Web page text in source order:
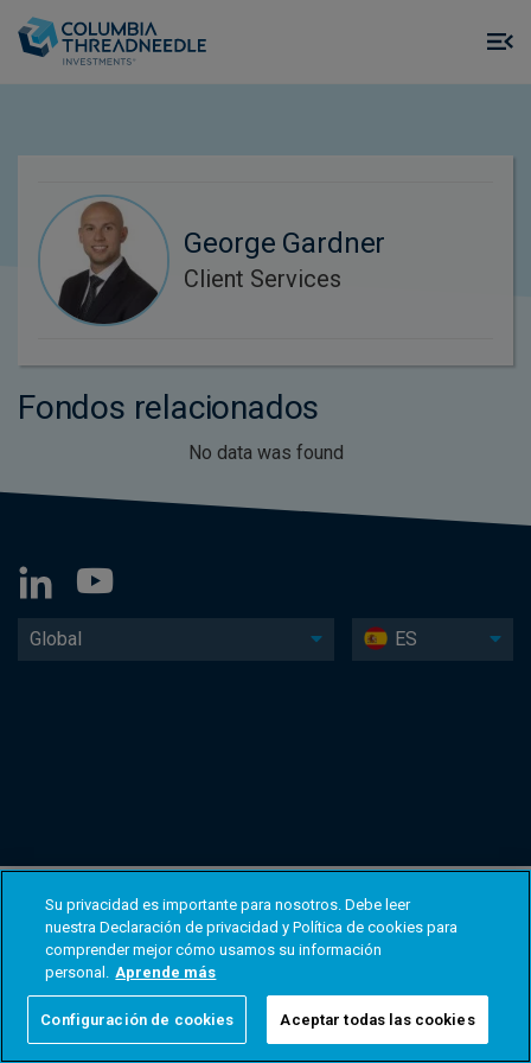
George Gardner
Client Services
Fondos relacionados
No data was found
Global ES
Su privacidad es importante para nosotros. Debe leer
nuestra Declaración de privacidad y Política de cookies para
comprender mejor cómo usamos su información
personal. Aprende más
Configuración de cookies Aceptar todas las cookies